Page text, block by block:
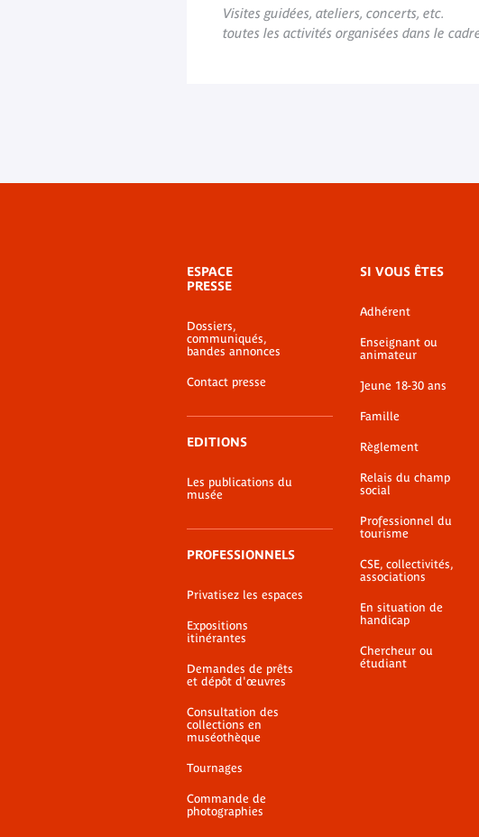
Visites guidées, ateliers, concerts, etc.
toutes les activités organisées dans le
de
bas-
page
ESPACE
PRESSE
Dossiers,
communiqués,
bandes annonces
Contact presse
EDITIONS
Les publications du
musée
PROFESSIONNELS
Privatisez les espaces
Expositions
itinérantes
Demandes de prêts
et dépôt d'œuvres
Consultation des
collections en
muséothèque
Tournages
Commande de
photographies
SI VOUS ÊTES
Adhérent
Enseignant ou
animateur
Jeune 18-30 ans
Famille
Règlement
Relais du champ
social
Professionnel du
tourisme
CSE, collectivités,
associations
En situation de
handicap
Chercheur ou
étudiant